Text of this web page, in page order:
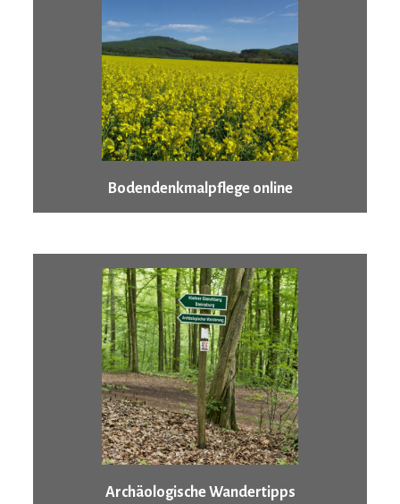
Bodendenkmalpflege online
Archäologische Wandertipps